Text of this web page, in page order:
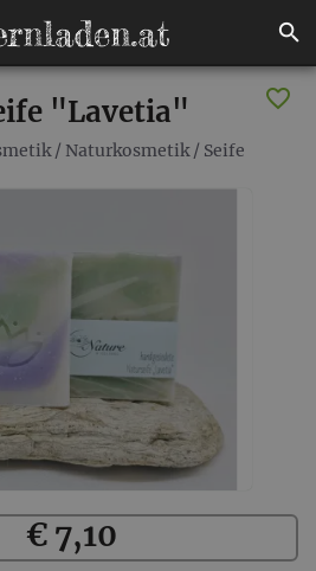
"Lavetia"
/ Naturkosmetik/ Seife
€ 7,10